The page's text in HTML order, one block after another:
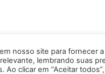
nosso site para fornecer a
lembrando suas
Ao clicar em “Aceitar